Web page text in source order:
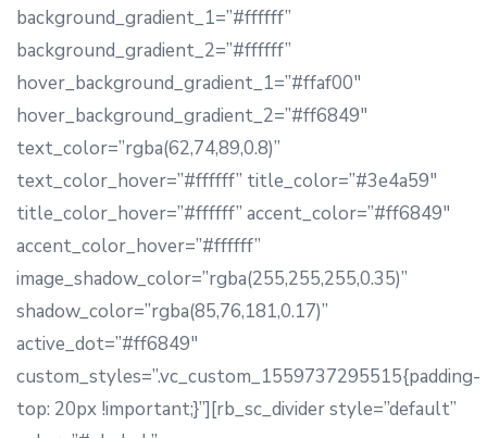
background_gradient_1=”#ffffff”
background_gradient_2=”#ffffff”
hover_background_gradient_1=”#ffaf00″
hover_background_gradient_2=”#ff6849″
text_color=”rgba(62,74,89,0.8)”
text_color_hover=”#ffffff” title_color=”#3e4a59″
title_color_hover=”#ffffff” accent_color=”#ff6849″
accent_color_hover=”#ffffff”
image_shadow_color=”rgba(255,255,255,0.35)”
shadow_color=”rgba(85,76,181,0.17)”
active_dot=”#ff6849″
custom_styles=”.vc_custom_1559737295515{padding-
top: 20px !important;}”][rb_sc_divider style=”default”